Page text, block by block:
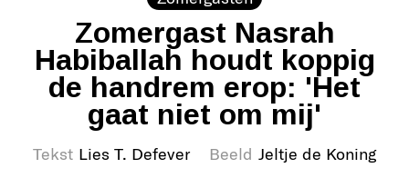
Zomergast Nasrah
Habiballah houdt koppig
de handrem erop: 'Het
gaat niet om mij'
Tekst Lies T. Defever Beeld Jeltje de Koning